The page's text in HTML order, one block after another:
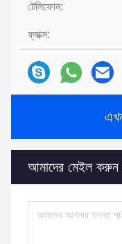
টেলিফোন:
ফ্যাক্স:
আমাদের মেইল ​​করুন